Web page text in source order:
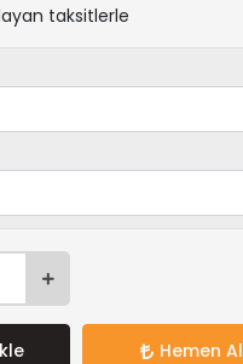
taksitlerle
Hemen Al